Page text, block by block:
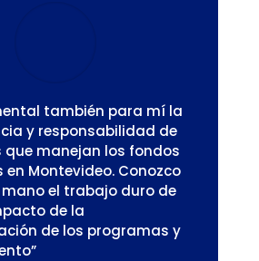
también para mí la
y responsabilidad de
que manejan los fondos
en Montevideo. Conozco
el trabajo duro de
de la
de los programas y